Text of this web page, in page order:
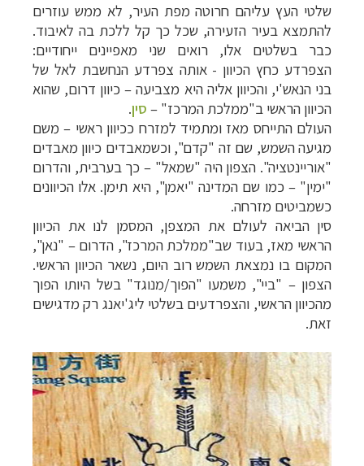
שלטי העץ עליהם חרוטה מפת העיר, לא ממש עוזרים
להתמצא בעיר הזעירה, שכל כך קל ללכת בה לאיבוד.
כבר בשלטים אלו, רואים שני מאפיינים ייחודיים:
הצפרדע כחץ הכיוון - אותה צפרדע הנחשבת לאל של
בני הנאש'י, והכיוון אליה היא מצביעה – כיוון דרום, שהוא
הכיוון הראשי ב"ממלכת המרכז" – סין.
העולם התייחס מאז ומתמיד למזרח ככיוון ראשי –משם
מגיעה השמש, שם זה "קדם", וכשמאבדים כיוון מאבדים
"אוריינטציה". הצפון היה "שמאל" –כך בערבית, והדרום
"ימין"– כמו שם המדינה "יאמן", היא תימן. אלו הכיוונים
כשמביטים מזרחה.
סין הביאה לעולם את המצפן, המסמן לנו את הכיוון
הראשי מאז, בעוד שב"ממלכת המרכז", הדרום– "נאן",
המקום בו נמצאת השמש רוב היום, נשאר הכיוון הראשי.
הצפון– "ביי", משמעו "הפוך/מנוגד" בשל היותו הפוך
מהכיוון הראשי, והצפרדעים בשלטי ליג'יאנג רק מדגישים
זאת.